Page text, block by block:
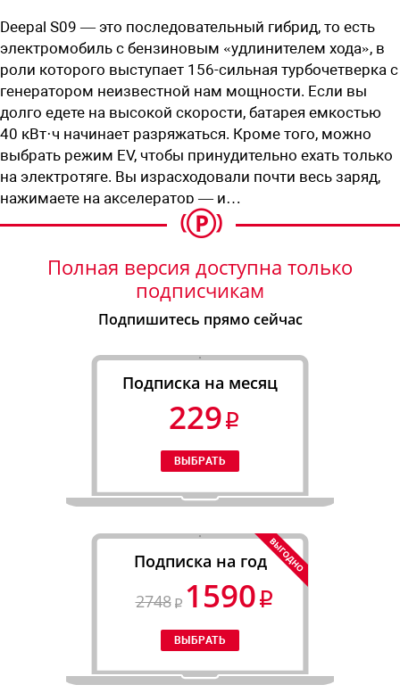
Deepal S09 — это последовательный гибрид, то есть
электромобиль с бензиновым «удлинителем хода», в
роли которого выступает 156-сильная турбочетверка с
генератором неизвестной нам мощности. Если вы
долго едете на высокой скорости, батарея емкостью
40 кВт·ч начинает разряжаться. Кроме того, можно
выбрать режим EV, чтобы принудительно ехать только
на электротяге. Вы израсходовали почти весь заряд,
нажимаете на акселератор — и…
Полная версия доступна только
подписчикам
Подпишитесь прямо сейчас
Подписка на месяц
229
Подписка на год
2748
1590